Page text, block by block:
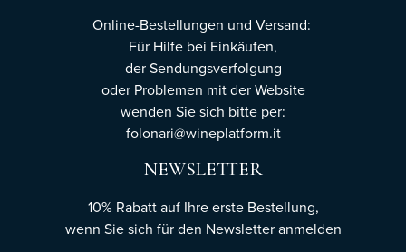
Online-Bestellungen und Versand:
Für Hilfe bei Einkäufen,
der Sendungsverfolgung
oder Problemen mit der Website
wenden Sie sich bitte per:
folonari@wineplatform.it
NEWSLETTER
10% Rabatt auf Ihre erste Bestellung,
wenn Sie sich für den Newsletteranmelden